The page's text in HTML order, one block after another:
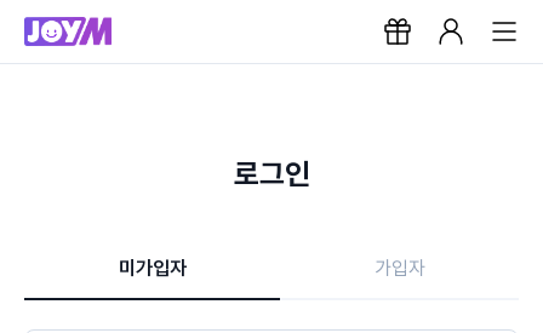
로그인
미가입자 가입자